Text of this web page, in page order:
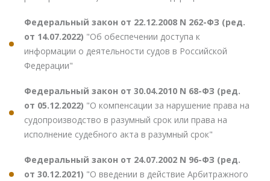
Федеральный закон от 22.12.2008 N 262-ФЗ (ред.
от 14.07.2022) "Об обеспечении доступа к
информации о деятельности судов в Российской
Федерации"
Федеральный закон от 30.04.2010 N 68-ФЗ (ред.
от 05.12.2022) "О компенсации за нарушение права на
судопроизводство в разумный срок или права на
исполнение судебного акта в разумный срок"
Федеральный закон от 24.07.2002 N 96-ФЗ (ред.
от 30.12.2021) "О введении в действие Арбитражного